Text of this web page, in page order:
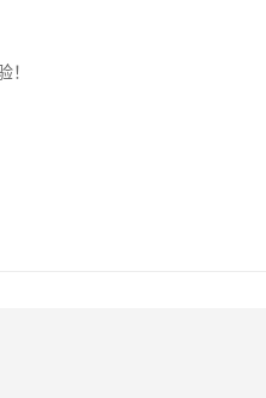
！